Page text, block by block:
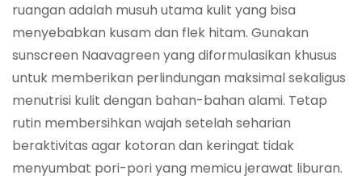
ruangan adalah musuh utama kulit yang bisa
menyebabkan kusam dan flek hitam. Gunakan
sunscreen Naavagreen yang diformulasikan khusus
untuk memberikan perlindungan maksimal sekaligus
menutrisi kulit dengan bahan-bahan alami. Tetap
rutin membersihkan wajah setelah seharian
beraktivitas agar kotoran dan keringat tidak
menyumbat pori-pori yang memicu jerawat liburan.